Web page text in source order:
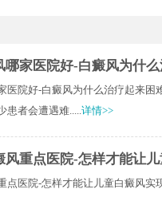
哪家医院好-白癜风为什么
医院好-白癜风为什么治疗起来困
患者会遭遇难.....详情>>
风重点医院-怎样才能让
点医院-怎样才能让儿童白癜风实